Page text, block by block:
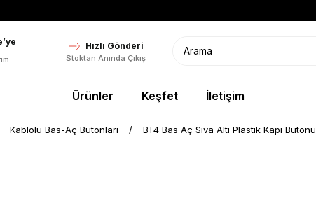
Hızlı Gönderi
Stoktan Anında Çıkış
Ürünler Keşfet İletişim
Kablolu Bas-Aç Butonları BT4 Bas Aç Sıva Altı Plastik Kapı Butonu